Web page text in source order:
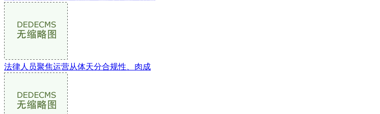
法律人员聚焦运营从体天分合规性、肉成